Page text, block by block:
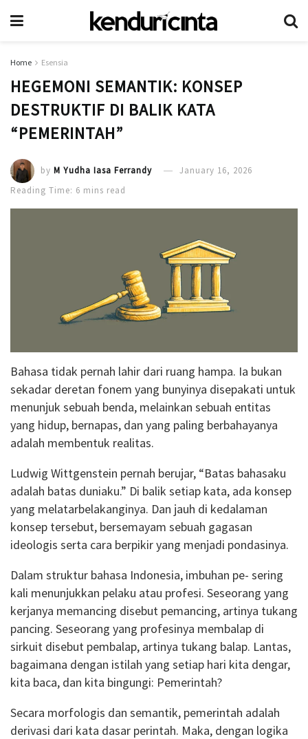
Home Esensia
HEGEMONI SEMANTIK: KONSEP
DESTRUKTIF DI BALIK KATA
“PEMERINTAH”
by M Yudha Iasa Ferrandy
January 16, 2026
Reading Time: 6 mins read
Bahasa tidak pernah lahir dari ruang hampa. Ia bukan
sekadar deretan fonem yang bunyinya disepakati untuk
menunjuk sebuah benda, melainkan sebuah entitas
yang hidup, bernapas, dan yang paling berbahayanya
adalah membentuk realitas.
Ludwig Wittgenstein pernah berujar, “Batas bahasaku
adalah batas duniaku.” Di balik setiap kata, ada konsep
yang melatarbelakanginya. Dan jauh di kedalaman
konsep tersebut, bersemayam sebuah gagasan
ideologis serta cara berpikir yang menjadi pondasinya.
Dalam struktur bahasa Indonesia, imbuhan pe- sering
kali menunjukkan pelaku atau profesi. Seseorang yang
kerjanya memancing disebut pemancing, artinya tukang
pancing. Seseorang yang profesinya membalap di
sirkuit disebut pembalap, artinya tukang balap. Lantas,
bagaimana dengan istilah yang setiap hari kita dengar,
kita baca, dan kita bingungi: Pemerintah?
Secara morfologis dan semantik, pemerintah adalah
derivasi dari kata dasar perintah. Maka, dengan logika